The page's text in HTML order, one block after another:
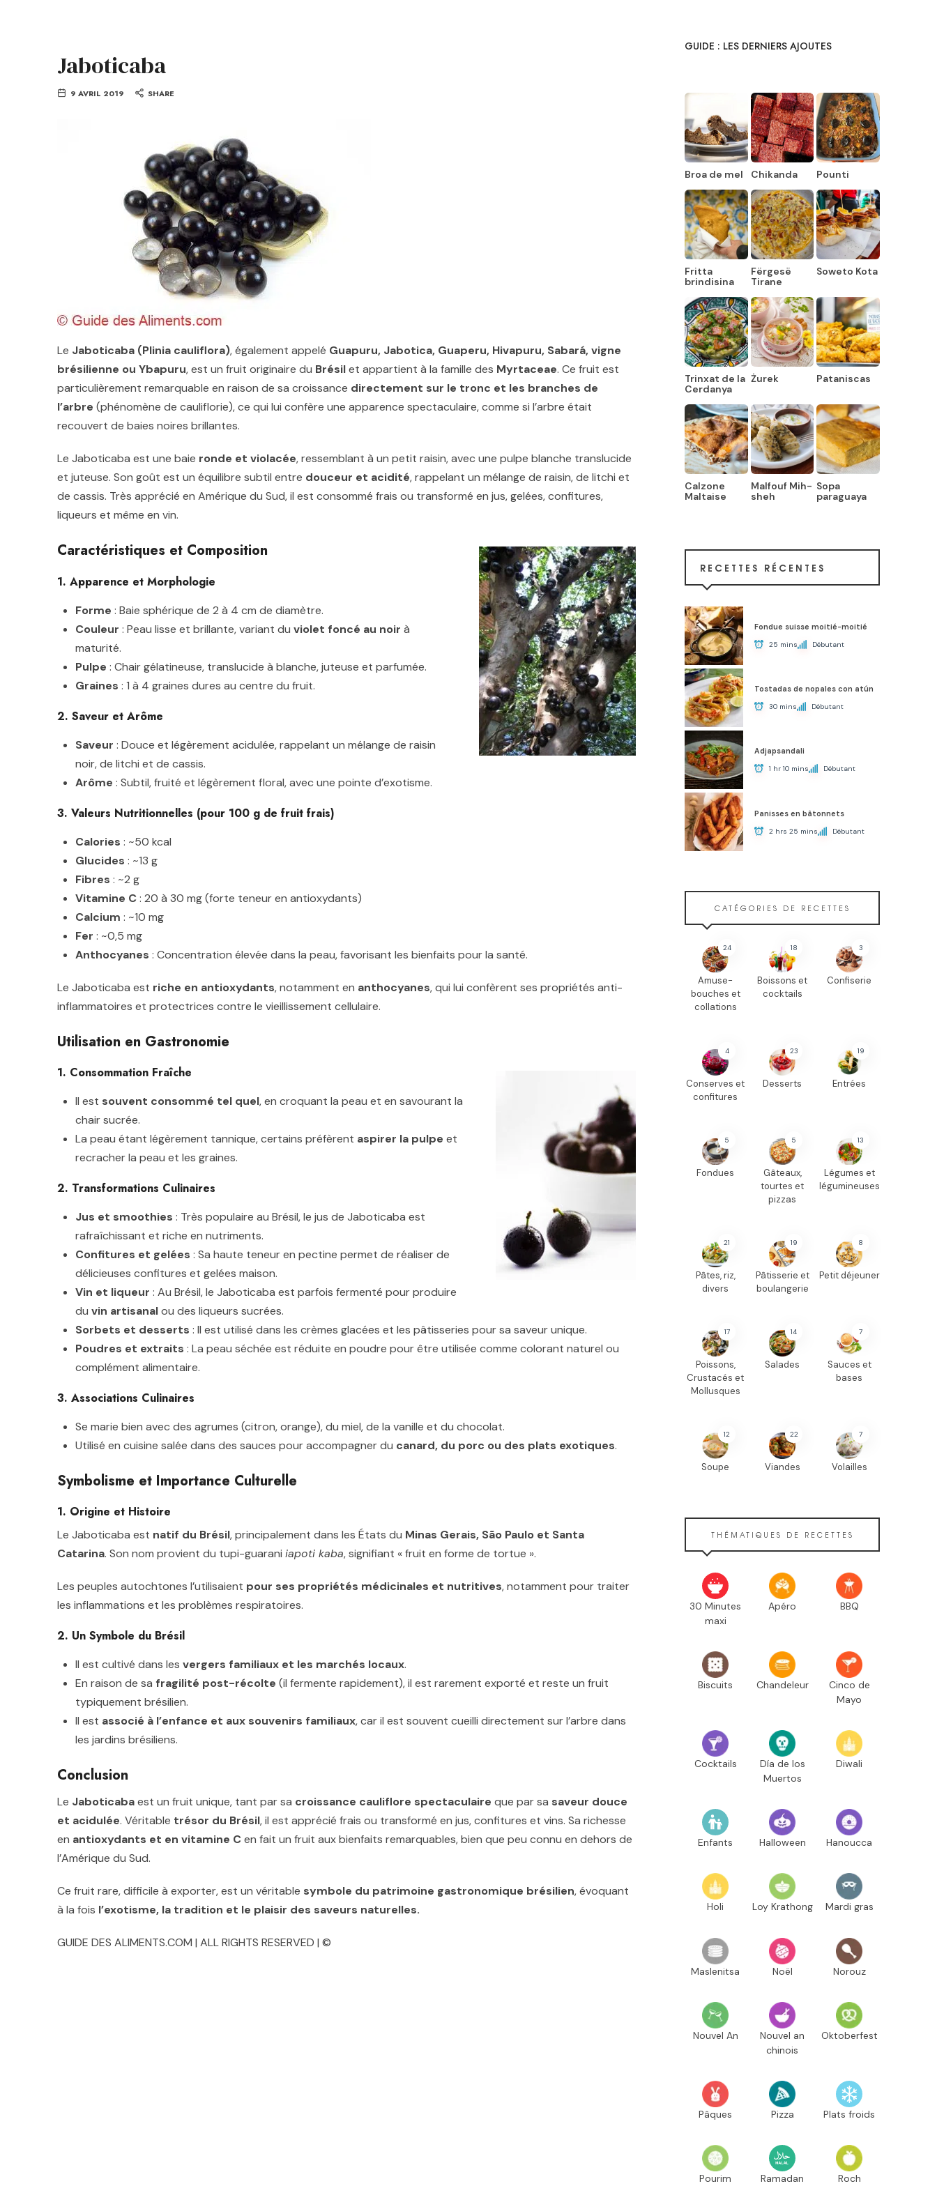
Jaboticaba
9 AVRIL 2019 SHARE
Le Jaboticaba (Plinia cauliflora), également appelé Guapuru, Jabotica, Guaperu, Hivapuru, Sabará, vigne
brésilienne ou Ybapuru, est un fruit originaire du Brésilet appartient à la famille des Myrtaceae. Ce fruit est
particulièrement remarquable en raison de sa croissance directement sur le tronc et les branches de
l’arbre (phénomène de cauliflorie), ce qui lui confère une apparence spectaculaire, comme si l’arbre était
recouvert de baies noires brillantes.
Le Jaboticaba est une baie ronde et violacée, ressemblant à un petit raisin, avec une pulpe blanche translucide
et juteuse. Son goût est un équilibre subtil entre douceur et acidité, rappelant un mélange de raisin, de litchi et
de cassis. Très apprécié en Amérique du Sud, il est consommé frais ou transformé en jus, gelées, confitures,
liqueurs et même en vin.
Caractéristiques et Composition
1. Apparence et Morphologie
Forme : Baie sphérique de 2 à 4 cm de diamètre.
Couleur : Peau lisse et brillante, variant du violet foncé au noir à
maturité.
Pulpe : Chair gélatineuse, translucide à blanche, juteuse et parfumée.
Graines : 1 à 4 graines dures au centre du fruit.
2. Saveur et Arôme
Saveur : Douce et légèrement acidulée, rappelant un mélange de raisin
noir, de litchi et de cassis.
Arôme : Subtil, fruité et légèrement floral, avec une pointe d’exotisme.
3. Valeurs Nutritionnelles (pour 100 g de fruit frais)
Calories : ~50 kcal
Glucides : ~13 g
Fibres : ~2 g
Vitamine C: 20 à 30 mg (forte teneur en antioxydants)
Calcium : ~10 mg
Fer : ~0,5 mg
Anthocyanes : Concentration élevée dans la peau, favorisant les bienfaits pour la santé.
Le Jaboticaba est riche en antioxydants, notamment en anthocyanes, qui lui confèrent ses propriétés anti-
inflammatoires et protectrices contre le vieillissement cellulaire.
Utilisation en Gastronomie
1. Consommation Fraîche
Il est souvent consommé tel quel, en croquant la peau et en savourant la
chair sucrée.
La peau étant légèrement tannique, certains préfèrent aspirer la pulpe et
recracher la peau et les graines.
2. Transformations Culinaires
Jus et smoothies : Très populaire au Brésil, le jus de Jaboticaba est
rafraîchissant et riche en nutriments.
Confitures et gelées : Sa haute teneur en pectine permet de réaliser de
délicieuses confitures et gelées maison.
Vin et liqueur : Au Brésil, le Jaboticaba est parfois fermenté pour produire
du vin artisanalou des liqueurs sucrées.
Sorbets et desserts : Il est utilisé dans les crèmes glacées et les pâtisseries pour sa saveur unique.
Poudres et extraits : La peau séchée est réduite en poudre pour être utilisée comme colorant naturel ou
complément alimentaire.
3. Associations Culinaires
Se marie bien avec des agrumes (citron, orange), du miel, de la vanille et du chocolat.
Utilisé en cuisine salée dans des sauces pour accompagner du canard, du porc ou des plats exotiques.
Symbolisme et Importance Culturelle
1. Origine et Histoire
Le Jaboticaba est natif du Brésil, principalement dans les États du Minas Gerais, São Paulo et Santa
Catarina. Son nom provient du tupi-guarani iapoti kaba, signifiant « fruit en forme de tortue ».
Les peuples autochtones l’utilisaient pour ses propriétés médicinales et nutritives, notamment pour traiter
les inflammations et les problèmes respiratoires.
2. Un Symbole du Brésil
Il est cultivé dans les vergers familiaux et les marchés locaux.
En raison de sa fragilité post-récolte (il fermente rapidement), il est rarement exporté et reste un fruit
typiquement brésilien.
Il est associé à l’enfance et aux souvenirs familiaux, car il est souvent cueilli directement sur l’arbre dans
les jardins brésiliens.
Conclusion
Le Jaboticabaest un fruit unique, tant par sa croissance cauliflore spectaculaire que par sa saveur douce
et acidulée. Véritable trésor du Brésil, il est apprécié frais ou transformé en jus, confitures et vins. Sa richesse
en antioxydants et en vitamine Cen fait un fruit aux bienfaits remarquables, bien que peu connu en dehors de
l’Amérique du Sud.
Ce fruit rare, difficile à exporter, est un véritable symbole du patrimoine gastronomique brésilien, évoquant
à la fois l’exotisme, la tradition et le plaisir des saveurs naturelles.
GUIDE DES ALIMENTS.COM | ALL RIGHTS RESERVED | ©
GUIDE : LES DERNIERS AJOUTES
Broa de mel Chikanda Pounti
Fritta
brindisina
Fërgesë
Tirane
Soweto Kota
Trinxat de la
Cerdanya
Żurek Pataniscas
Calzone
Maltaise
Malfouf Mih-
sheh
Sopa
paraguaya
RECETTES RÉCENTES
Fondue suisse moitié-moitié
25 mins Débutant
Tostadas de nopales con atún
30 mins Débutant
Adjapsandali
1 hr 10 mins Débutant
Panisses en bâtonnets
2 hrs 25 mins Débutant
CATÉGORIES DE RECETTES
24
Amuse-
bouches et
collations
18
Boissons et
cocktails
3
Confiserie
4
Conserves et
confitures
23
Desserts
19
Entrées
5
Fondues
5
Gâteaux,
tourtes et
pizzas
13
Légumes et
légumineuses
21
Pâtes, riz,
divers
19
Pâtisserie et
boulangerie
8
Petit déjeuner
17
Poissons,
Crustacés et
Mollusques
14
Salades
7
Sauces et
bases
12
Soupe
22
Viandes
7
Volailles
THÉMATIQUES DE RECETTES
30 Minutes
maxi
Apéro BBQ
Biscuits Chandeleur
Cinco de
Mayo
Cocktails
Día de los
Muertos
Diwali
Enfants Halloween Hanoucca
Holi Loy Krathong Mardi gras
Maslenitsa Noël Norouz
Nouvel An
Nouvel an
chinois
Oktoberfest
Pâques Pizza Plats froids
Pourim Ramadan Roch